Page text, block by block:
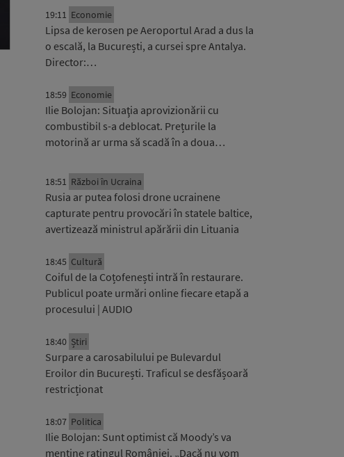
19:11 Economie
Lipsa de kerosen pe Aeroportul Arad a dus la
o escală, la București, a cursei spre Antalya.
Director:…
18:59 Economie
Ilie Bolojan: Situaţia aprovizionării cu
combustibil s-a deblocat. Prețurile la
motorină ar urma să scadă în a doua…
18:51 Război în Ucraina
Rusia ar putea folosi drone ucrainene
capturate pentru provocări în statele baltice,
avertizează ministrul apărării din Lituania
18:45 Cultură
Coiful de la Coțofenești intră în restaurare.
Publicul poate urmări online fiecare etapă a
procesului | AUDIO
18:40 Știri
Surpare a carosabilului pe Bulevardul
Eroilor din București. Traficul se desfășoară
restricționat
18:07 Politica
Ilie Bolojan: Sunt optimist că Moody’s va
menține ratingul României. „Dacă nu vom